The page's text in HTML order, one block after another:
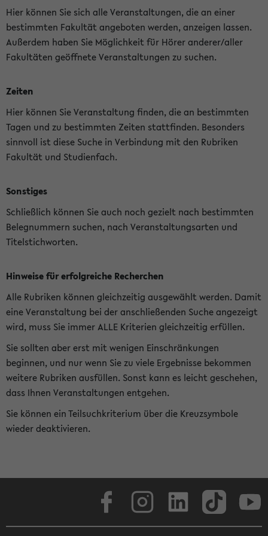
Hier können Sie sich alle Veranstaltungen, die an einer
bestimmten Fakultät angeboten werden, anzeigen lassen.
Außerdem haben Sie Möglichkeit für Hörer anderer/aller
Fakultäten geöffnete Veranstaltungen zu suchen.
Zeiten
Hier können Sie Veranstaltung finden, die an bestimmten
Tagen und zu bestimmten Zeiten stattfinden. Besonders
sinnvoll ist diese Suche in Verbindung mit den Rubriken
Fakultät und Studienfach.
Sonstiges
Schließlich können Sie auch noch gezielt nach bestimmten
Belegnummern suchen, nach Veranstaltungsarten und
Titelstichworten.
Hinweise für erfolgreiche Recherchen
Alle Rubriken können gleichzeitig ausgewählt werden. Damit
eine Veranstaltung bei der anschließenden Suche angezeigt
wird, muss Sie immer ALLE Kriterien gleichzeitig erfüllen.
Sie sollten aber erst mit wenigen Einschränkungen
beginnen, und nur wenn Sie zu viele Ergebnisse bekommen
weitere Rubriken ausfüllen. Sonst kann es leicht geschehen,
dass Ihnen Veranstaltungen entgehen.
Sie können ein Teilsuchkriterium über die Kreuzsymbole
wieder deaktivieren.